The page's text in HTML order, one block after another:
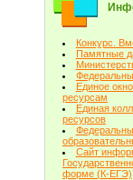
Конкурс.
Памятные
Единое
ресурсам
Единая
ресурсов
Сайт
форме (К-ЕГЭ)